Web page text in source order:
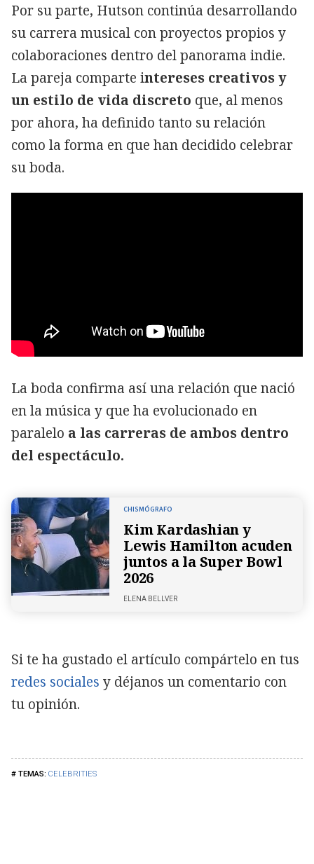
CELEBRITIES
Por su parte, Hutson continúa desarrollando
su carrera musical con proyectos propios y
colaboraciones dentro del panorama indie.
La pareja comparte intereses creativos y
un estilo de vida discreto que, al menos
por ahora, ha definido tanto su relación
como la forma en que han decidido celebrar
su boda.
La boda confirma así una relación que nació
en la música y que ha evolucionado en
paralelo a las carreras de ambos dentro
del espectáculo.
CHISMÓGRAFO
Kim Kardashian y
Lewis Hamilton acuden
juntos a la Super Bowl
2026
ELENA BELLVER
Si te ha gustado el artículo compártelo en tus
redes sociales y déjanos un comentario con
tu opinión.